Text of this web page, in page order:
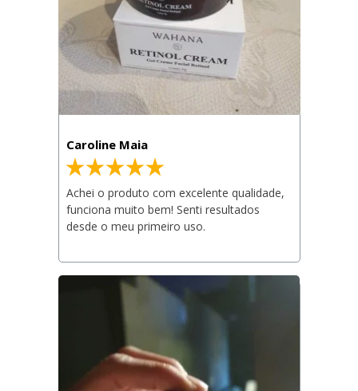
Achei o produto com excelente qualidade,
funciona muito bem! Senti resultados
desde o meu primeiro uso.
Caroline Maia